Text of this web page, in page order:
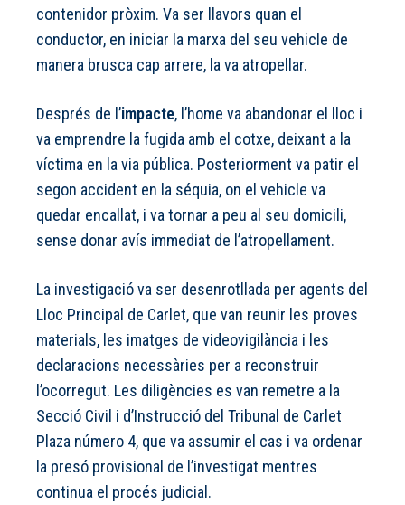
contenidor pròxim. Va ser llavors quan el
conductor, en iniciar la marxa del seu vehicle de
manera brusca cap arrere, la va atropellar.
Després de l’impacte, l’home va abandonar el lloc i
va emprendre la fugida amb el cotxe, deixant a la
víctima en la via pública. Posteriorment va patir el
segon accident en la séquia, on el vehicle va
quedar encallat, i va tornar a peu al seu domicili,
sense donar avís immediat de l’atropellament.
La investigació va ser desenrotllada per agents del
Lloc Principal de Carlet, que van reunir les proves
materials, les imatges de videovigilància i les
declaracions necessàries per a reconstruir
l’ocorregut. Les diligències es van remetre a la
Secció Civil i d’Instrucció del Tribunal de Carlet
Plaza número 4, que va assumir el cas i va ordenar
la presó provisional de l’investigat mentres
continua el procés judicial.